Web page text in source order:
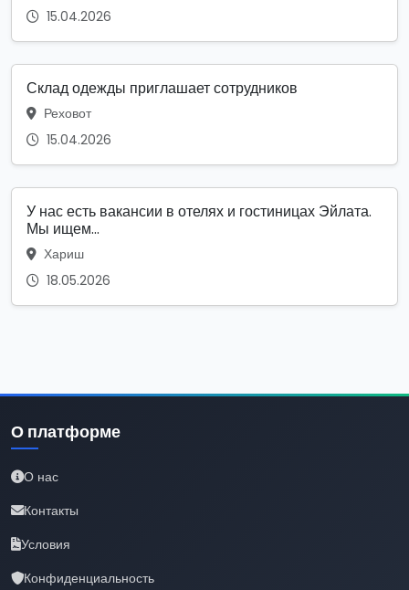
15.04.2026
Склад одежды приглашает сотрудников
Реховот
15.04.2026
У нас есть вакансии в отелях и гостиницах Эйлата.
Мы ищем...
Хариш
18.05.2026
О платформе
О нас
Контакты
Условия
Конфиденциальность